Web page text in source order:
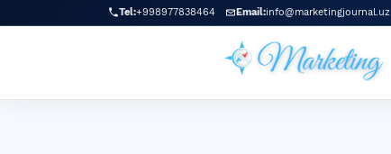
Skip to main navigation menu
Skip to main content
Skip to site footer
Tel:+998977838464 Email:info@marketingjournal.uz